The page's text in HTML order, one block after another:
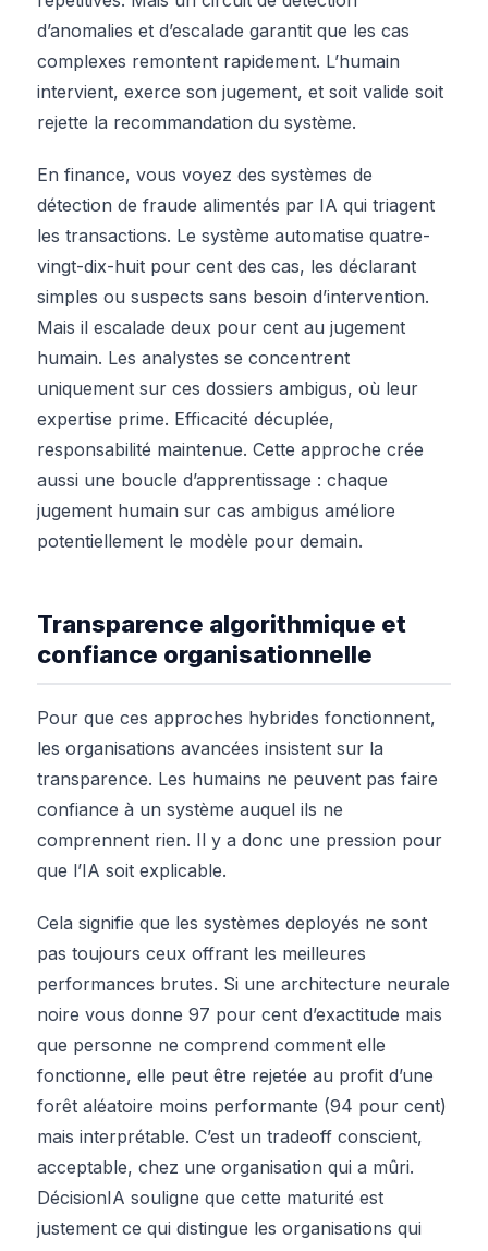
d’anomalies et d’escalade garantit que les cas
complexes remontent rapidement. L’humain
intervient, exerce son jugement, et soit valide soit
rejette la recommandation du système.
En finance, vous voyez des systèmes de
détection de fraude alimentés par IA qui triagent
les transactions. Le système automatise quatre-
vingt-dix-huit pour cent des cas, les déclarant
simples ou suspects sans besoin d’intervention.
Mais il escalade deux pour cent au jugement
humain. Les analystes se concentrent
uniquement sur ces dossiers ambigus, où leur
expertise prime. Efficacité décuplée,
responsabilité maintenue. Cette approche crée
aussi une boucle d’apprentissage : chaque
jugement humain sur cas ambigus améliore
potentiellement le modèle pour demain.
Transparence algorithmique et
confiance organisationnelle
Pour que ces approches hybrides fonctionnent,
les organisations avancées insistent sur la
transparence. Les humains ne peuvent pas faire
confiance à un système auquel ils ne
comprennent rien. Il y a donc une pression pour
que l’IA soit explicable.
Cela signifie que les systèmes deployés ne sont
pas toujours ceux offrant les meilleures
performances brutes. Si une architecture neurale
noire vous donne 97 pour cent d’exactitude mais
que personne ne comprend comment elle
fonctionne, elle peut être rejetée au profit d’une
forêt aléatoire moins performante (94 pour cent)
mais interprétable. C’est un tradeoff conscient,
acceptable, chez une organisation qui a mûri.
DécisionIA souligne que cette maturité est
justement ce qui distingue les organisations qui